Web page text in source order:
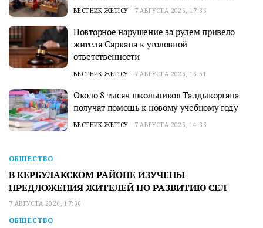
ВЕСТНИК ЖЕТІСУ 7 АВГУСТА 2026, 17:36
Повторное нарушение за рулем привело
жителя Саркана к уголовной
ответственности
ВЕСТНИК ЖЕТІСУ 7 АВГУСТА 2026, 16:51
Около 8 тысяч школьников Талдыкоргана
получат помощь к новому учебному году
ВЕСТНИК ЖЕТІСУ 7 АВГУСТА 2026, 14:36
ОБЩЕСТВО
В КЕРБУЛАКСКОМ РАЙОНЕ ИЗУЧЕНЫ
ПРЕДЛОЖЕНИЯ ЖИТЕЛЕЙ ПО РАЗВИТИЮ СЕЛ
7 АВГУСТА 2026, 17:36
ОБЩЕСТВО